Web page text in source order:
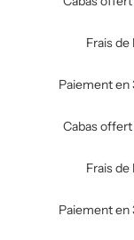
Frais de
Paiement en
Cabas
Frais de
Paiement en